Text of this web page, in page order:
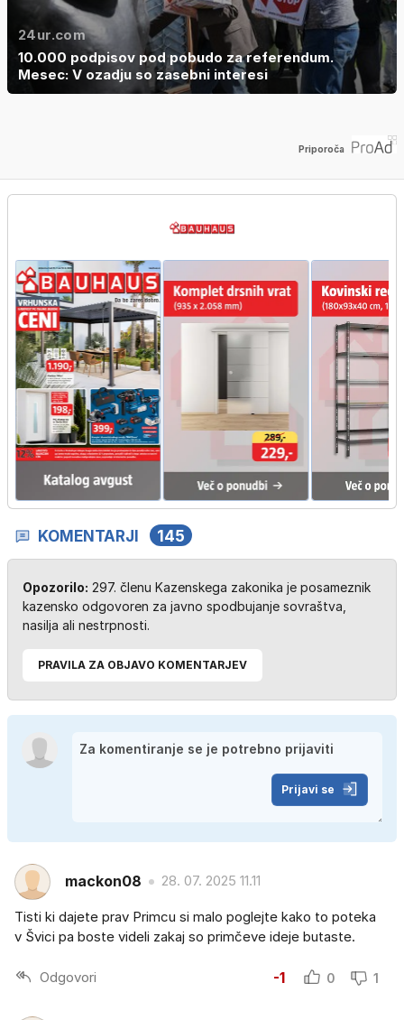
24ur.com
10.000 podpisov pod pobudo za referendum.
Mesec: V ozadju so zasebni interesi
Priporoča
KOMENTARJI 145
Opozorilo: 297. členu Kazenskega zakonika je posameznik
kazensko odgovoren za javno spodbujanje sovraštva,
nasilja ali nestrpnosti.
PRAVILA ZA OBJAVO KOMENTARJEV
Prijavi se
mackon08 28. 07. 2025 11.11
Tisti ki dajete prav Primcu si malo poglejte kako to poteka
v Švici pa boste videli zakaj so primčeve ideje butaste.
Odgovori -1 0 1